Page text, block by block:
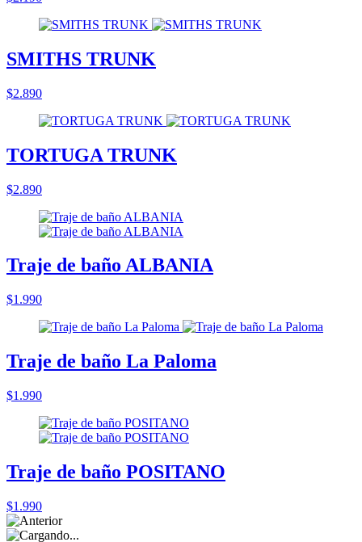
SMITHS TRUNK
$2.890
TORTUGA TRUNK
$2.890
Traje de baño ALBANIA
$1.990
Traje de baño La Paloma
$1.990
Traje de baño POSITANO
$1.990